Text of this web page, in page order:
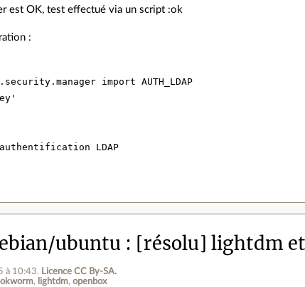
est OK, test effectué via un script :ok
:
import AUTH_LDAP
LDAP
ubuntu [résolu] lightdm
à 10:43. Licence CC By‑SA.
lightdm openbox